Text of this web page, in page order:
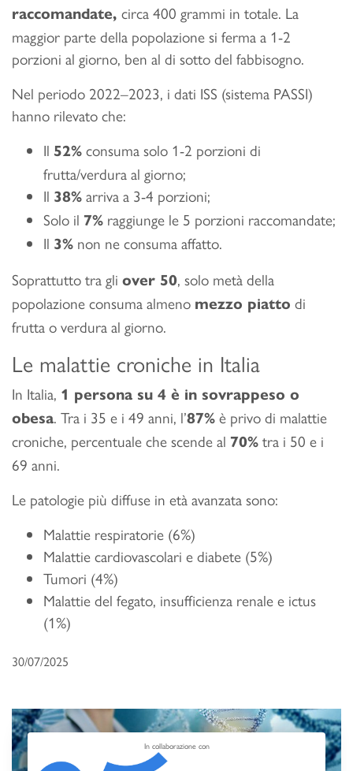
raccomandate, circa 400 grammi in totale. La
maggior parte della popolazione si ferma a 1-2
porzioni al giorno, ben al di sotto del fabbisogno.
Nel periodo 2022–2023, i dati ISS (sistema PASSI)
hanno rilevato che:
Il 52% consuma solo 1-2 porzioni di
frutta/verdura al giorno;
Il 38% arriva a 3-4 porzioni;
Solo il 7% raggiunge le 5 porzioni raccomandate;
Il 3% non ne consuma affatto.
Soprattutto tra gli over 50, solo metà della
popolazione consuma almeno mezzo piatto di
frutta o verdura al giorno.
Le malattie croniche in Italia
In Italia, 1 persona su 4 è in sovrappeso o
obesa. Tra i 35 e i 49 anni, l’87% è privo di malattie
croniche, percentuale che scende al 70% tra i 50 e i
69 anni.
Le patologie più diffuse in età avanzata sono:
Malattie respiratorie (6%)
Malattie cardiovascolari e diabete (5%)
Tumori (4%)
Malattie del fegato, insufficienza renale e ictus
(1%)
30/07/2025
In collaborazione con